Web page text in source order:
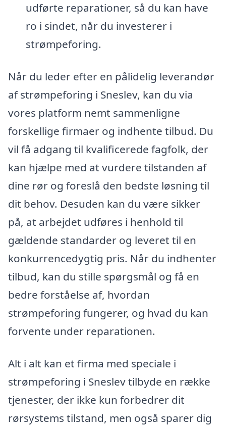
udførte reparationer, så du kan have
ro i sindet, når du investerer i
strømpeforing.
Når du leder efter en pålidelig leverandør
af strømpeforing i Sneslev, kan du via
vores platform nemt sammenligne
forskellige firmaer og indhente tilbud. Du
vil få adgang til kvalificerede fagfolk, der
kan hjælpe med at vurdere tilstanden af
dine rør og foreslå den bedste løsning til
dit behov. Desuden kan du være sikker
på, at arbejdet udføres i henhold til
gældende standarder og leveret til en
konkurrencedygtig pris. Når du indhenter
tilbud, kan du stille spørgsmål og få en
bedre forståelse af, hvordan
strømpeforing fungerer, og hvad du kan
forvente under reparationen.
Alt i alt kan et firma med speciale i
strømpeforing i Sneslev tilbyde en række
tjenester, der ikke kun forbedrer dit
rørsystems tilstand, men også sparer dig